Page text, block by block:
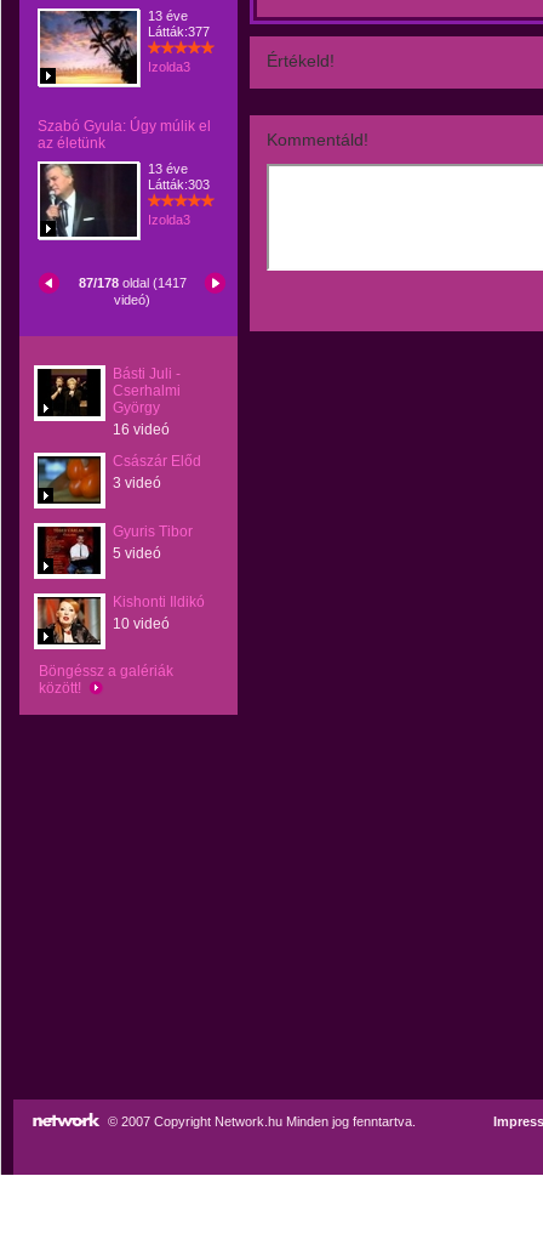
13 éve
Látták:377
Izolda3
Szabó Gyula: Úgy múlik el
az életünk
13 éve
Látták:303
Izolda3
87/178oldal (1417
videó)
Básti Juli -
Cserhalmi
György
16 videó
Császár Előd
3 videó
Gyuris Tibor
5 videó
Kishonti Ildikó
10 videó
Böngéssz a galériák
között!
Értékeld!
Kommentáld!
© 2007 Copyright Network.hu Minden jog fenntartva.